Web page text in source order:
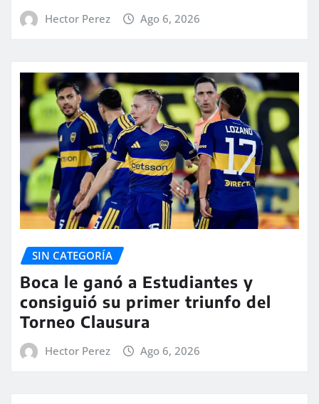
Hector Perez Ago 6, 2026
SIN CATEGORÍA
Boca le ganó a Estudiantes y
consiguió su primer triunfo del
Torneo Clausura
Hector Perez Ago 6, 2026